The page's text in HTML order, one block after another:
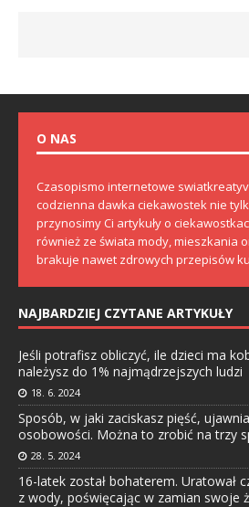
O NAS
Czasopismo internetowe
codzienna dawka ciekawostek nie
przynosimy Ci artykuły o
również ze świata mody, mieszkania
brakuje nawet zdrowych przepisów
NAJBARDZIEJ CZYTANE ARTYKUŁY
Jeśli potrafisz obliczyć, ile dzieci ma
należysz do 1% najmądrzejszych ludzi
18. 6. 2024
Sposób, w jaki zaciskasz pięść,
osobowości. Można to zrobić na trzy
28. 5. 2024
16-latek został bohaterem. Uratował
z wody, poświęcając w zamian swoje